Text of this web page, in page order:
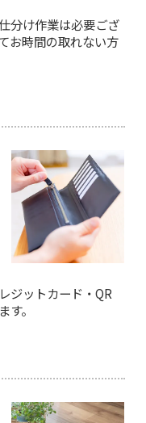
分け作業は必要ござ
お時間の取れない方
ジットカード・QR
。